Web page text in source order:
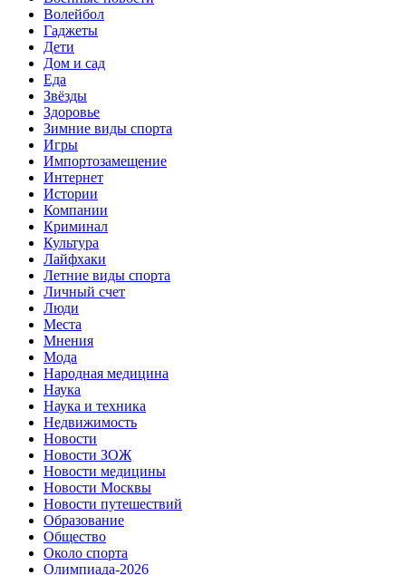
Волейбол
Гаджеты
Дети
Дом и сад
Еда
Звёзды
Здоровье
Зимние виды спорта
Игры
Импортозамещение
Интернет
Истории
Компании
Криминал
Культура
Лайфхаки
Летние виды спорта
Личный счет
Люди
Места
Мнения
Мода
Народная медицина
Наука
Наука и техника
Недвижимость
Новости
Новости ЗОЖ
Новости медицины
Новости Москвы
Новости путешествий
Образование
Общество
Около спорта
Олимпиада-2026